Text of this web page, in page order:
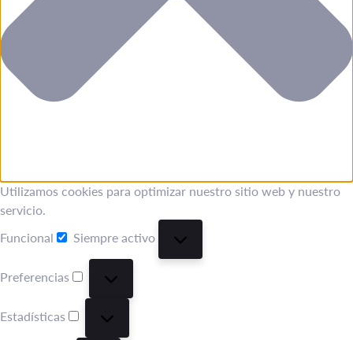
Utilizamos cookies para optimizar nuestro sitio web y nuestro
servicio.
Funcional
Funcional
Siempre activo
Preferencias
Estadísticas